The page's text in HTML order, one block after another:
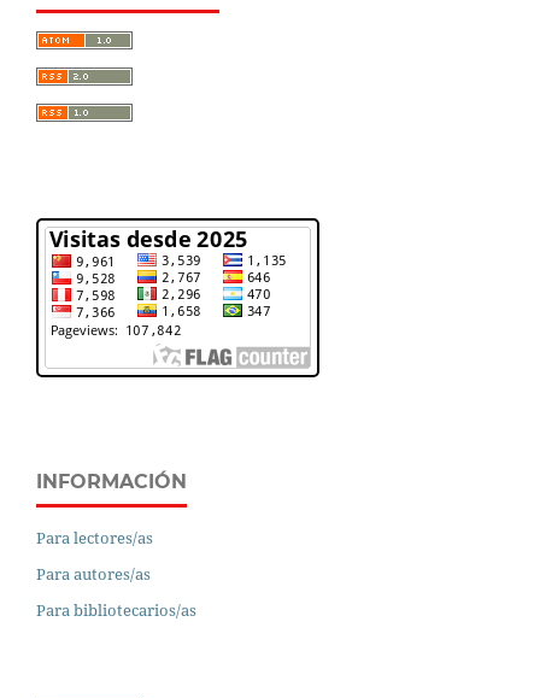
INFORMACIÓN
Para lectores/as
Para autores/as
Para bibliotecarios/as